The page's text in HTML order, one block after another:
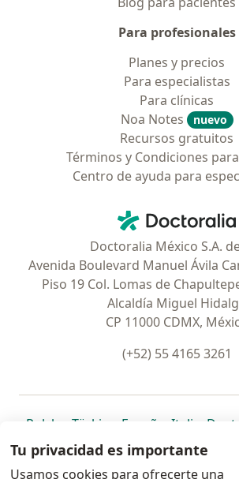
Para profesionales
Planes y precios
Para especialistas
Para clínicas
Noa Notes
nuevo
Recursos gratuitos
Términos y Condiciones
Centro de ayuda para
Doctoralia -
Doctoralia México S.A. de
Avenida Boulevard Manuel Ávila
Piso 19 Col. Lomas de
Alcaldía Miguel
CP 11000 CDMX,
(+52) 55 4165 3261
Polska se abre en una nueva pestaña
Türkiye se abre en una
España se abre en
Italia se
Portugal
se abre en una nueva
México se abre en una
Chile se abre
Brasil se
se
Tu privacidad es importante
Usamos cookies para ofrecerte una